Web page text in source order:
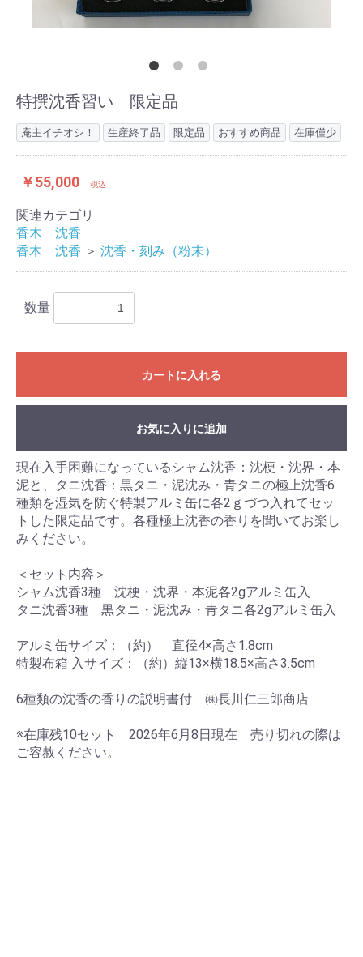
特撰沈香習い 限定品
庵主イチオシ！ 生産終了品 限定品 おすすめ商品 在庫僅少
￥55,000 税込
関連カテゴリ
香木 沈香
香木 沈香 ＞ 沈香・刻み（粉末）
数量
カートに入れる
お買い物を続ける
お気に入りに追加
現在入手困難になっているシャム沈香：沈梗・沈界・本
泥と、タニ沈香：黒タニ・泥沈み・青タニの極上沈香6
種類を湿気を防ぐ特製アルミ缶に各2ｇづつ入れてセッ
トした限定品です。各種極上沈香の香りを聞いてお楽し
みください。
＜セット内容＞
シャム沈香3種 沈梗・沈界・本泥各2gアルミ缶入
タニ沈香3種 黒タニ・泥沈み・青タニ各2gアルミ缶入
アルミ缶サイズ：（約） 直径4×高さ1.8cm
特製布箱 入サイズ：（約）縦13×横18.5×高さ3.5cm
6種類の沈香の香りの説明書付 ㈱長川仁三郎商店
※在庫残10セット 2026年6月8日現在 売り切れの際は
ご容赦ください。